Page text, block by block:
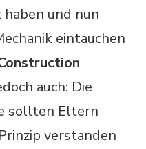
und nun
eintauchen
auch: Die
sollten Eltern
verstanden